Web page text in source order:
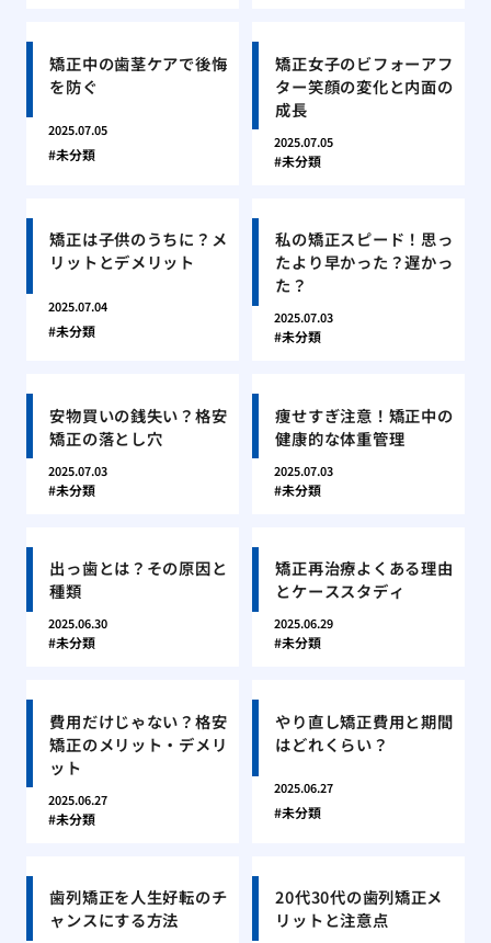
矯正中の歯茎ケアで後悔
を防ぐ
2025.07.05
未分類
矯正女子のビフォーアフ
ター笑顔の変化と内面の
成長
2025.07.05
未分類
矯正は子供のうちに？メ
リットとデメリット
2025.07.04
未分類
私の矯正スピード！思っ
たより早かった？遅かっ
た？
2025.07.03
未分類
安物買いの銭失い？格安
矯正の落とし穴
2025.07.03
未分類
痩せすぎ注意！矯正中の
健康的な体重管理
2025.07.03
未分類
出っ歯とは？その原因と
種類
2025.06.30
未分類
矯正再治療よくある理由
とケーススタディ
2025.06.29
未分類
費用だけじゃない？格安
矯正のメリット・デメリ
ット
2025.06.27
未分類
やり直し矯正費用と期間
はどれくらい？
2025.06.27
未分類
歯列矯正を人生好転のチ
ャンスにする方法
20代30代の歯列矯正メ
リットと注意点